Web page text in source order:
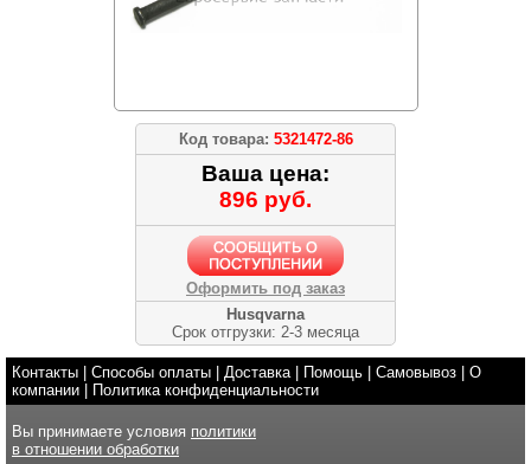
Код товара: 5321472-86
Ваша цена:
896 руб.
Оформить под заказ
Husqvarna
Срок отгрузки: 2-3 месяца
Контакты Способы оплаты Доставка| Помощь Самовывоз
О
компании
Политика конфиденциальности
Вы принимаете условия политики
в отношении обработки